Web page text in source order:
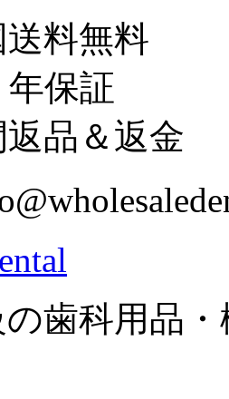
送料無料
保証
返品＆返金
の歯科用品